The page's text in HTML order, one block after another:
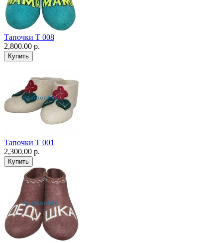
Тапочки Т 008
2,800.00 р.
Тапочки Т 001
2,300.00 р.